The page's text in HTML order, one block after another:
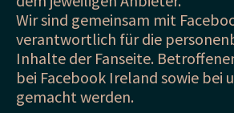
Wir sind gemeinsam mit
verantwortlich für die
Inhalte der Fanseite.
bei Facebook Ireland sowie bei
gemacht werden.